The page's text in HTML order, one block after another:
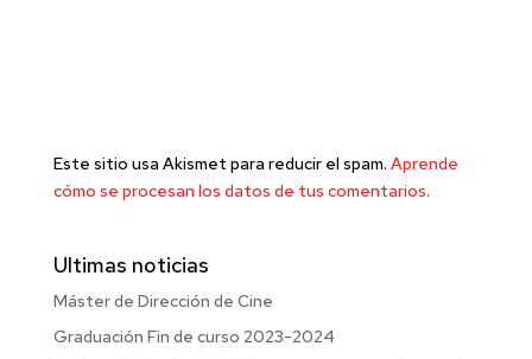
Este sitio usa Akismet para reducir el spam. Aprende
cómo se procesan los datos de tus comentarios.
Ultimas noticias
Máster de Dirección de Cine
Graduación Fin de curso 2023-2024